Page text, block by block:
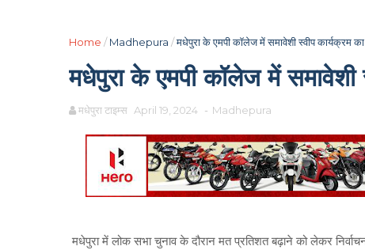
Home / Madhepura /मधेपुरा के एमपी कॉलेज में समावेशी स्वीप कार्यक्रम
मधेपुरा के एमपी कॉलेज में
मधेपुरा टाइम्स April 19, 2024 - Madhepura
मधेपुरा में लोक सभा चुनाव के दौरान मत प्रतिशत बढ़ाने को लेकर निर्वाचन